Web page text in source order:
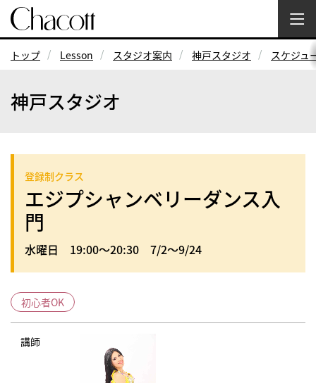
トップ Lesson スタジオ案内 神戸スタジオ スケジュ
神戸スタジオ
登録制クラス
エジプシャンベリーダンス入
門
水曜日 19:00～20:30 7/2～9/24
初心者OK
講師